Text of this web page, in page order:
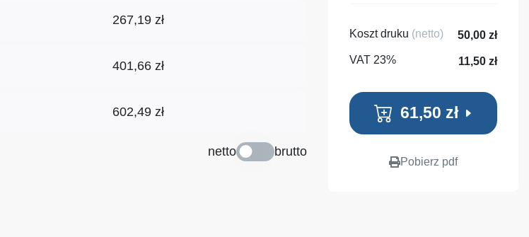
267,19 zł
401,66 zł
602,49 zł
netto brutto
Koszt druku (netto) 50,00 zł
VAT 23% 11,50 zł
61,50 zł
Pobierz pdf